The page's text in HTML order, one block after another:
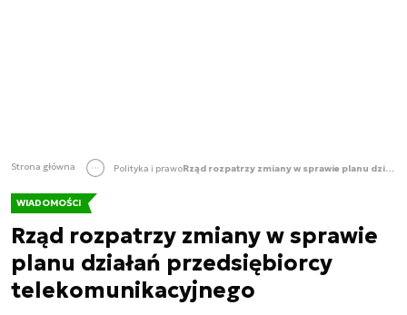
Strona główna Polityka i prawo Rząd rozpatrzy zmiany w sprawie planu działań przedsiębiorcy telekomunikacyjnego
WIADOMOŚCI
Rząd rozpatrzy zmiany w sprawie
planu działań przedsiębiorcy
telekomunikacyjnego